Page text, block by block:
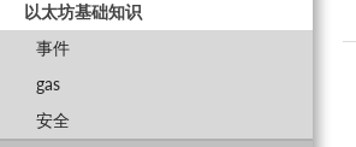
以太坊基础知识
事件
gas
安全